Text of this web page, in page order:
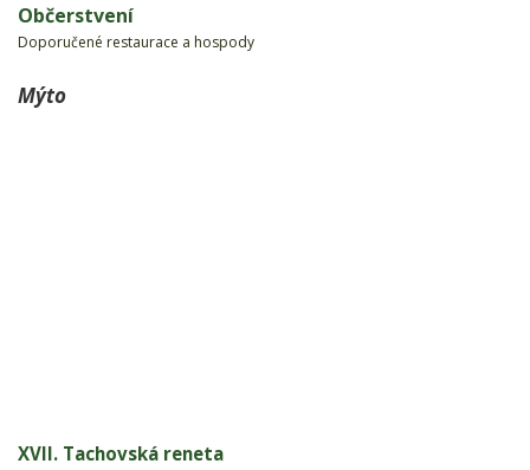
Občerstvení
Doporučené restaurace a hospody
Mýto
XVII. Tachovská reneta